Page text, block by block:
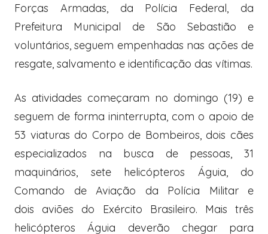
Forças Armadas, da Polícia Federal, da
Prefeitura Municipal de São Sebastião e
voluntários, seguem empenhadas nas ações de
resgate, salvamento e identificação das vítimas.
As atividades começaram no domingo (19) e
seguem de forma ininterrupta, com o apoio de
53 viaturas do Corpo de Bombeiros, dois cães
especializados na busca de pessoas, 31
maquinários, sete helicópteros Águia, do
Comando de Aviação da Polícia Militar e
dois aviões do Exército Brasileiro. Mais três
helicópteros Águia deverão chegar para